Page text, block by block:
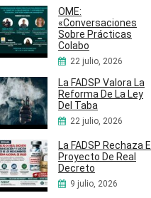
OME:
«Conversaciones
Sobre Prácticas
Colabo
22 julio, 2026
La FADSP Valora La
Reforma De La Ley
Del Taba
22 julio, 2026
La FADSP Rechaza El
Proyecto De Real
Decreto
9 julio, 2026